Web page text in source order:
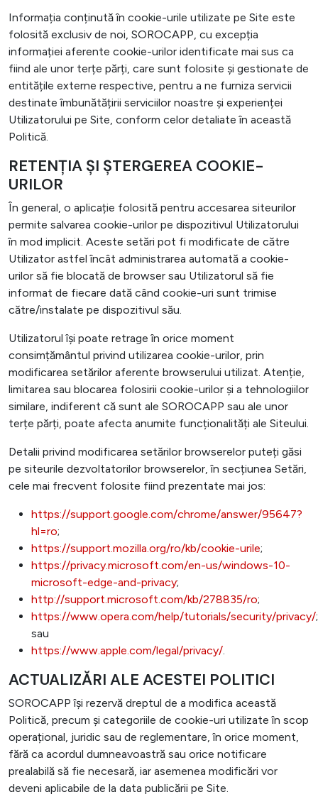
Informația conținută în cookie-urile utilizate pe Site este
folosită exclusiv de noi, SOROCAPP, cu excepția
informației aferente cookie-urilor identificate mai sus ca
fiind ale unor terțe părți, care sunt folosite și gestionate de
entitățile externe respective, pentru a ne furniza servicii
destinate îmbunătățirii serviciilor noastre și experienței
Utilizatorului pe Site, conform celor detaliate în această
Politică.
RETENȚIA ȘI ȘTERGEREA COOKIE-
URILOR
În general, o aplicație folosită pentru accesarea siteurilor
permite salvarea cookie-urilor pe dispozitivul Utilizatorului
în mod implicit. Aceste setări pot fi modificate de către
Utilizator astfel încât administrarea automată a cookie-
urilor să fie blocată de browser sau Utilizatorul să fie
informat de fiecare dată când cookie-uri sunt trimise
către/instalate pe dispozitivul său.
Utilizatorul își poate retrage în orice moment
consimțământul privind utilizarea cookie-urilor, prin
modificarea setărilor aferente browserului utilizat. Atenție,
limitarea sau blocarea folosirii cookie-urilor și a tehnologiilor
similare, indiferent că sunt ale SOROCAPP sau ale unor
terțe părți, poate afecta anumite funcționalități ale Siteului.
Detalii privind modificarea setărilor browserelor puteți găsi
pe siteurile dezvoltatorilor browserelor, în secțiunea Setări,
cele mai frecvent folosite fiind prezentate mai jos:
https://support.google.com/chrome/answer/95647?
hl=ro;
https://support.mozilla.org/ro/kb/cookie-urile;
https://privacy.microsoft.com/en-us/windows-10-
microsoft-edge-and-privacy;
http://support.microsoft.com/kb/278835/ro;
https://www.opera.com/help/tutorials/security/privacy/;
sau
https://www.apple.com/legal/privacy/.
ACTUALIZĂRI ALE ACESTEI POLITICI
SOROCAPP își rezervă dreptul de a modifica această
Politică, precum și categoriile de cookie-uri utilizate în scop
operațional, juridic sau de reglementare, în orice moment,
fără ca acordul dumneavoastră sau orice notificare
prealabilă să fie necesară, iar asemenea modificări vor
deveni aplicabile de la data publicării pe Site.